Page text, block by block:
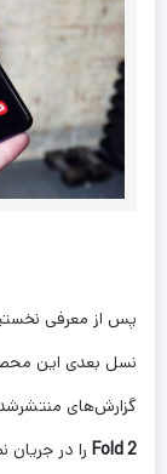
پس از معرفی
نسل بعدی این
گزارش‌های
Fold 2 را در جریان